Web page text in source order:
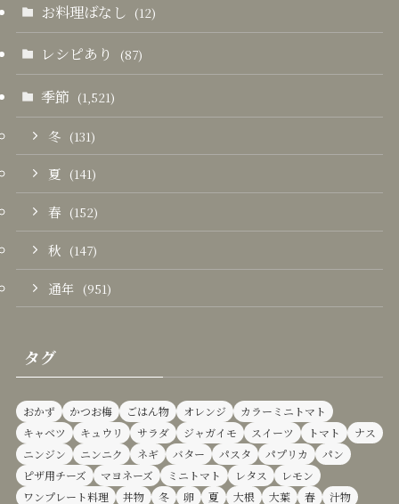
お料理ばなし (12)
レシピあり (87)
季節 (1,521)
冬 (131)
夏 (141)
春 (152)
秋 (147)
通年 (951)
タグ
おかず かつお梅 ごはん物 オレンジ
カラーミニトマト
キャベツ
キュウリ サラダ ジャガイモ スイーツ トマト
ナス
ニンジン
ニンニク ネギ バター パスタ パプリカ
パン
ピザ用チーズ
マヨネーズ ミニトマト レタス
レモン
ワンプレート料理
丼物 冬 卵 夏 大根 大葉 春 汁物